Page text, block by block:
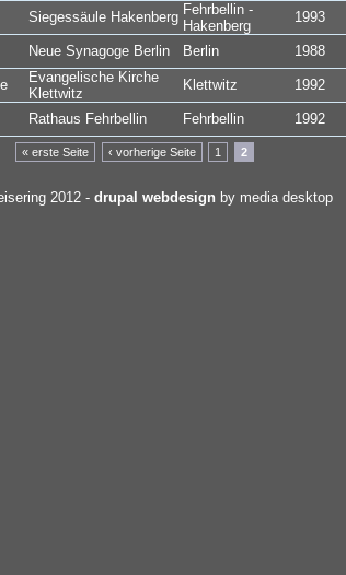
Siegessäule Hakenberg Fehrbellin -
Hakenberg
1993
Neue Synagoge Berlin Berlin 1988
Evangelische Kirche
Klettwitz
Klettwitz 1992
Rathaus Fehrbellin Fehrbellin 1992
« erste Seite ‹ vorherige Seite 1 2
2012 - drupal webdesign by media desktop